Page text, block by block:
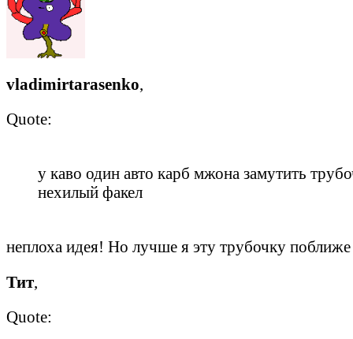
vladimirtarasenko
Quote:
у каво один авто карб мжона замутить
нехилый факел
неплоха идея! Но лучше я эту трубочку
Тит,
Quote: